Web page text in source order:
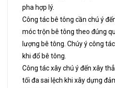
pha hợp lý.
Công tác bê tông cần chú ý
móc trộn bê tông theo đúng
lượng bê tông. Chúy ý công
khi đổ bê tông.
Công tác xây chú ý đến xây
tối đa sai lệch khi xây dựng